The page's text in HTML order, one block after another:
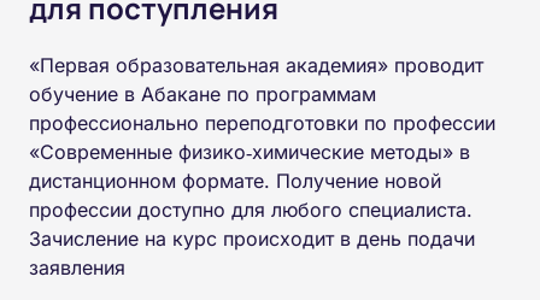
«Первая образовательная академия» проводит
обучение в Абакане по программам
профессионально переподготовки по профессии
«Современные физико‑химические методы» в
дистанционном формате. Получение новой
профессии доступно для любого специалиста.
Зачисление на курс происходит в день подачи
заявления